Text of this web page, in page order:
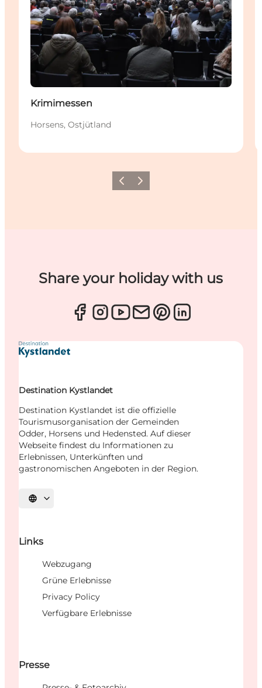
Krimimessen
Horsens, Ostjütland
ZurückWeiter
Share your holiday with us
Destination Kystlandet
Destination Kystlandet ist die offizielle
Tourismusorganisation der Gemeinden
Odder, Horsens und Hedensted. Auf dieser
Webseite findest du Informationen zu
Erlebnissen, Unterkünften und
gastronomischen Angeboten in der Region.
Sprache auswählen
Links
Webzugang
Grüne Erlebnisse
Privacy Policy
Verfügbare Erlebnisse
Presse